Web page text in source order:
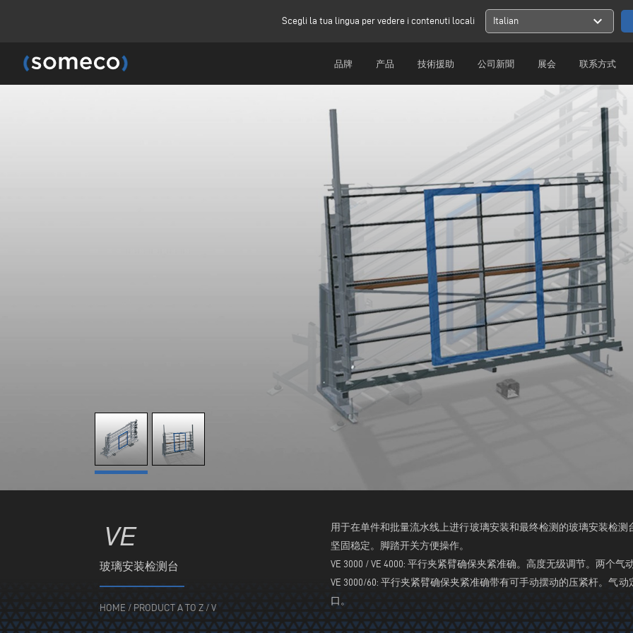
Scegli la tua lingua per vedere i contenuti locali Italian expand_more
品牌 产品 技術援助 公司新聞 展会 联系方式
VE
玻璃安装检测台
HOME /PRODUCT A TO Z/V
用于在单件和批量流水线上进行玻璃安装和最终检测的玻璃安装检
坚固稳定。脚踏开关方便操作。
VE 3000 / VE 4000: 平行夹紧臂确保夹紧准确。高度无级调节。两个
VE 3000/60: 平行夹紧臂确保夹紧准确带有可手动摆动的压紧杆。气
口。